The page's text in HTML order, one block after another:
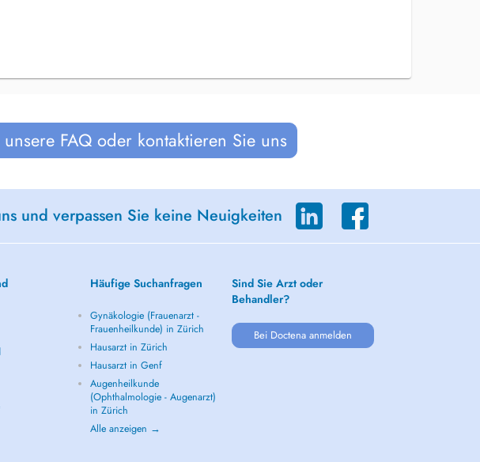
FAQ oder kontaktieren Sie uns
und verpassen Sie keine Neuigkeiten
Häufige Suchanfragen
Gynäkologie (Frauenarzt -
Frauenheilkunde) in Zürich
Hausarzt in Zürich
Hausarzt in Genf
Augenheilkunde
(Ophthalmologie - Augenarzt)
in Zürich
Alle anzeigen →
Sind Sie Arzt oder
Behandler?
Bei Doctena anmelden